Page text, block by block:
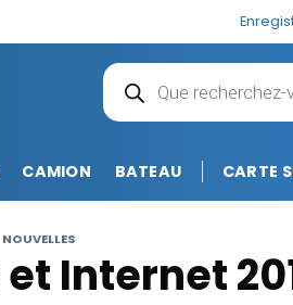
Recherche
de
produits
CAMION BATEAU CARTE
NOUVELLES
Internet